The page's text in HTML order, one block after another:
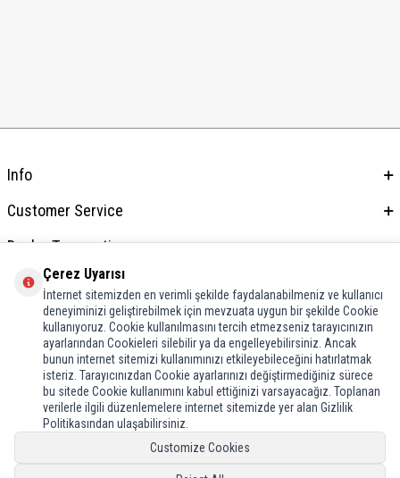
Info
Customer Service
Dealer Transactions
Address & Contact
Çerez Uyarısı
İnternet sitemizden en verimli şekilde faydalanabilmeniz ve kullanıcı
deneyiminizi geliştirebilmek için mevzuata uygun bir şekilde Cookie
kullanıyoruz. Cookie kullanılmasını tercih etmezseniz tarayıcınızın
ayarlarından Cookieleri silebilir ya da engelleyebilirsiniz. Ancak
bunun internet sitemizi kullanımınızı etkileyebileceğini hatırlatmak
isteriz. Tarayıcınızdan Cookie ayarlarınızı değiştirmediğiniz sürece
bu sitede Cookie kullanımını kabul ettiğinizi varsayacağız. Toplanan
verilerle ilgili düzenlemelere internet sitemizde yer alan Gizlilik
Politikasından ulaşabilirsiniz.
Customize Cookies